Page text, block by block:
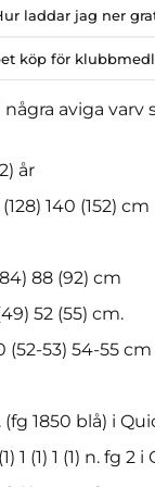
laddar jag ner
köp för
aviga
år
140 (152) cm
88 (92) cm
52 (55) cm.
(52-53) 54-55
(fg 1850 blå) i
1 (1) 1 (1) n. fg 2